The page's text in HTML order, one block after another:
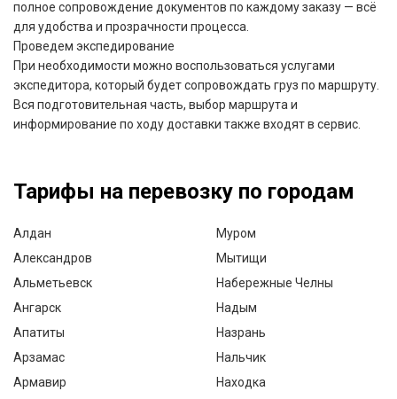
полное сопровождение документов по каждому заказу — всё
для удобства и прозрачности процесса.
Проведем экспедирование
При необходимости можно воспользоваться услугами
экспедитора, который будет сопровождать груз по маршруту.
Вся подготовительная часть, выбор маршрута и
информирование по ходу доставки также входят в сервис.
Тарифы на перевозку по городам
Алдан
Александров
Альметьевск
Ангарск
Апатиты
Арзамас
Армавир
Муром
Мытищи
Набережные Челны
Надым
Назрань
Нальчик
Находка